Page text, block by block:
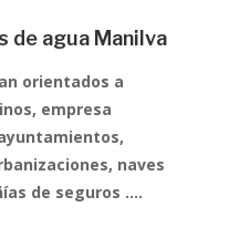
de agua Manilva
orientados a
empresa
naves
de seguros ….